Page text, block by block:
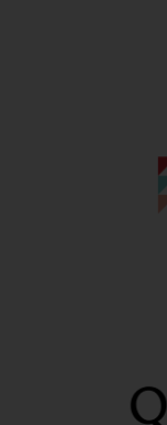
Convenio
Convenio